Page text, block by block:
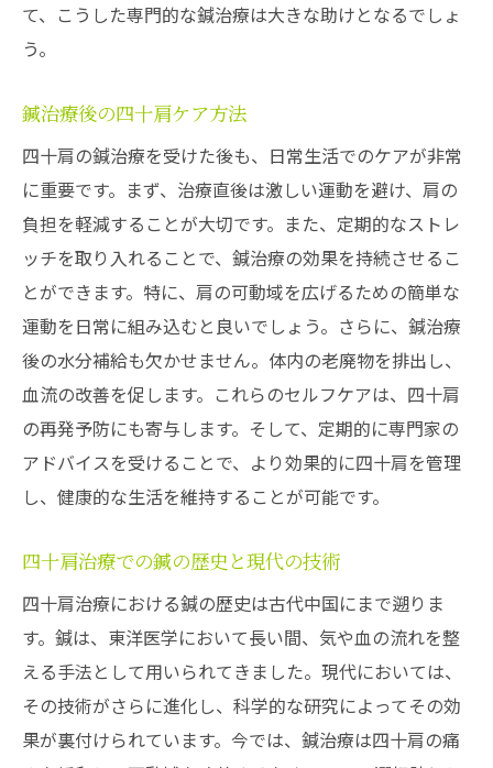
て、こうした専門的な鍼治療は大きな助けとなるでしょ
う。
鍼治療後の四十肩ケア方法
四十肩の鍼治療を受けた後も、日常生活でのケアが非常
に重要です。まず、治療直後は激しい運動を避け、肩の
負担を軽減することが大切です。また、定期的なストレ
ッチを取り入れることで、鍼治療の効果を持続させるこ
とができます。特に、肩の可動域を広げるための簡単な
運動を日常に組み込むと良いでしょう。さらに、鍼治療
後の水分補給も欠かせません。体内の老廃物を排出し、
血流の改善を促します。これらのセルフケアは、四十肩
の再発予防にも寄与します。そして、定期的に専門家の
アドバイスを受けることで、より効果的に四十肩を管理
し、健康的な生活を維持することが可能です。
四十肩治療での鍼の歴史と現代の技術
四十肩治療における鍼の歴史は古代中国にまで遡りま
す。鍼は、東洋医学において長い間、気や血の流れを整
える手法として用いられてきました。現代においては、
その技術がさらに進化し、科学的な研究によってその効
果が裏付けられています。今では、鍼治療は四十肩の痛